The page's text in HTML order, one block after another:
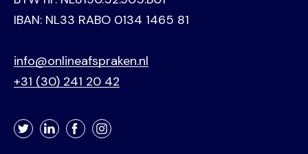
IBAN: NL33 RABO 0134 1465 81
info@onlineafspraken.nl
+31 (30) 241 20 42
TwitterLinkedInFacebookInstagram